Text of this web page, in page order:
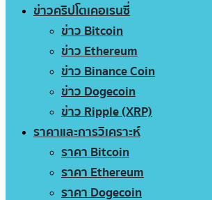
ข่าวคริปโตเคอเรนซี่
ข่าว Bitcoin
ข่าว Ethereum
ข่าว Binance Coin
ข่าว Dogecoin
ข่าว Ripple (XRP)
ราคาและการวิเคราะห์
ราคา Bitcoin
ราคา Ethereum
ราคา Dogecoin